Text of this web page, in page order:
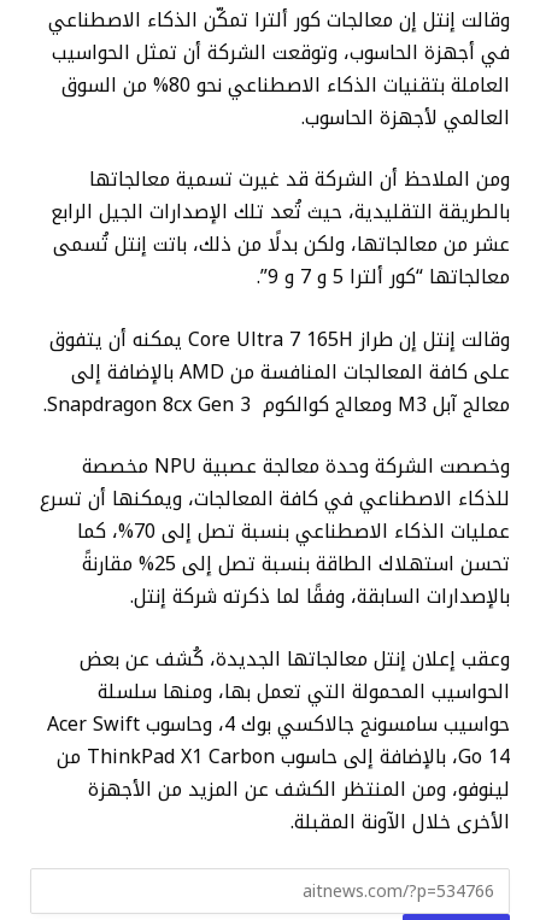
وقالت إنتل إن معالجات كور ألترا تمكّن الذكاء الاصطناعي
في أجهزة الحاسوب، وتوقعت الشركة أن تمثل الحواسيب
العاملة بتقنيات الذكاء الاصطناعي نحو 80% من السوق
العالمي لأجهزة الحاسوب.
ومن الملاحظ أن الشركة قد غيرت تسمية معالجاتها
بالطريقة التقليدية، حيث تُعد تلك الإصدارات الجيل الرابع
عشر من معالجاتها، ولكن بدلًا من ذلك، باتت إنتل تُسمى
معالجاتها “كور ألترا 5 و 7 و 9”.
وقالت إنتل إن طراز Core Ultra 7 165H يمكنه أن يتفوق
على كافة المعالجات المنافسة من AMD بالإضافة إلى
معالج آبل M3 ومعالج كوالكوم Snapdragon 8cx Gen 3.
وخصصت الشركة وحدة معالجة عصبية NPU مخصصة
للذكاء الاصطناعي في كافة المعالجات، ويمكنها أن تسرع
عمليات الذكاء الاصطناعي بنسبة تصل إلى 70%، كما
تحسن استهلاك الطاقة بنسبة تصل إلى 25% مقارنةً
بالإصدارات السابقة، وفقًا لما ذكرته شركة إنتل.
وعقب إعلان إنتل معالجاتها الجديدة، كُشف عن بعض
الحواسيب المحمولة التي تعمل بها، ومنها سلسلة
حواسيب سامسونج جالاكسي بوك 4، وحاسوب Acer Swift
Go 14، بالإضافة إلى حاسوب ThinkPad X1 Carbon من
لينوفو، ومن المنتظر الكشف عن المزيد من الأجهزة
الأخرى خلال الآونة المقبلة.